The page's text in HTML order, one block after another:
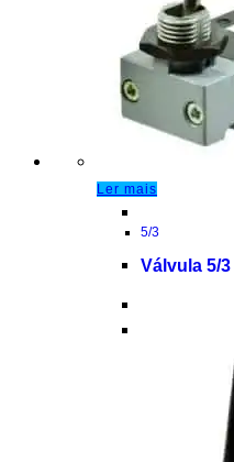
Ler mais
5/3
Válvula 5/